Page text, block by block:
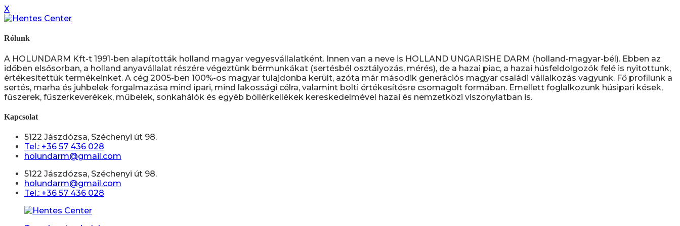
X
Rólunk
A HOLUNDARM Kft-t 1991-ben alapították holland magyar vegyesvállalatként. Innen van a neve is HOLLAND UNGARISHE DARM (holland-magyar-bél). Ebben az
időben elsősorban, a holland anyavállalat részére végeztünk bérmunkákat (sertésbél osztályozás, mérés), de a hazai piac, a hazai húsfeldolgozók felé is nyitottunk,
értékesítettük termékeinket. A cég 2005-ben 100%-os magyar tulajdonba került, azóta már második generációs magyar családi vállalkozás vagyunk. Fő profilunk a
sertés, marha és juhbelek forgalmazása mind ipari, mind lakossági célra, valamint bolti értékesítésre csomagolt formában. Emellett foglalkozunk húsipari kések,
fűszerek, fűszerkeverékek, műbelek, sonkahálók és egyéb böllérkellékek kereskedelmével hazai és nemzetközi viszonylatban is.
Kapcsolat
5122 Jászdózsa, Széchenyi út 98.
Tel.: +36 57 436 028
holundarm@gmail.com
5122 Jászdózsa, Széchenyi út 98.
holundarm@gmail.com
Tel.: +36 57 436 028